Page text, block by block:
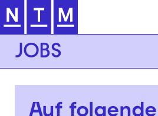
Zur
JOBS